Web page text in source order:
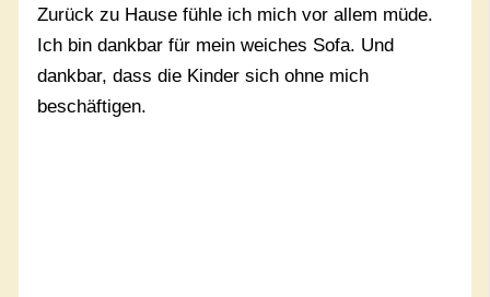
Zurück zu Hause fühle ich mich vor allem müde.
Ich bin dankbar für mein weiches Sofa. Und
dankbar, dass die Kinder sich ohne mich
beschäftigen.